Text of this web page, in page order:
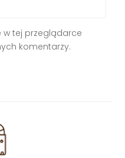
tej przeglądarce
komentarzy.